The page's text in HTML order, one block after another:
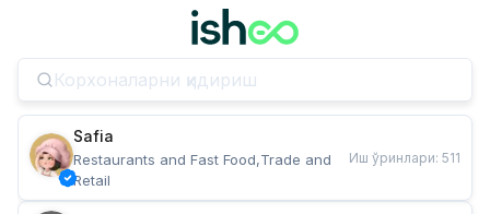
Safia
Restaurants and Fast Food,Trade and
Retail
Иш ўринлари: 511